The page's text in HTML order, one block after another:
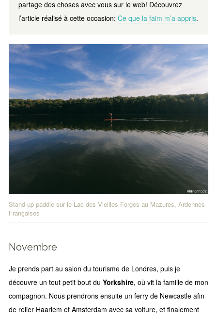
partage des choses avec vous sur le web! Découvrez
l’article réalisé à cette occasion: Ce que la faim m’a appris.
Stand-up paddle sur le Lac des Vieilles Forges au Mazures, Ardennes
Françaises
Novembre
Je prends part au salon du tourisme de Londres, puis je
découvre un tout petit bout du Yorkshire, où vit la famille de mon
compagnon. Nous prendrons ensuite un ferry de Newcastle afin
de relier Haarlem et Amsterdam avec sa voiture, et finalement